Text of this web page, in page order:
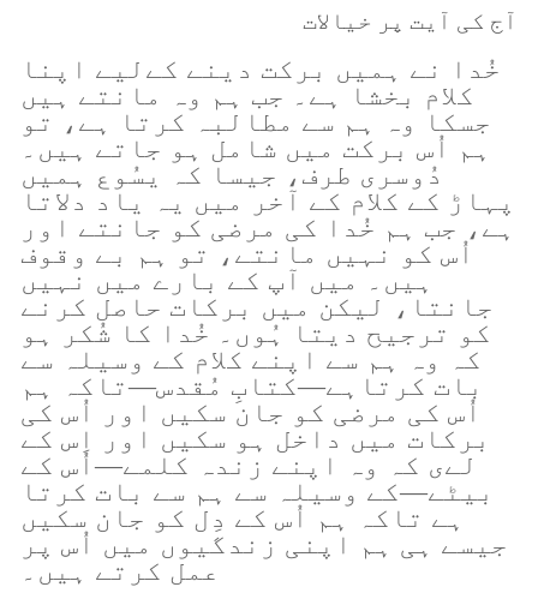
آج کی آیت پر خیالات
خُدا نے ہمیں برکت دینے کےلیے اپنا
کلام بخشا ہے۔ جب ہم وہ مانتے ہیں
جسکا وہ ہم سے مطالبہ کرتا ہے، تو
ہم اُس برکت میں شامل ہو جاتے ہیں۔
دُوسری طرف، جیسا کہ یسُوع ہمیں
پہاڑ کے کلام کے آخر میں یہ یاد دلاتا
ہے، جب ہم خُدا کی مرضی کو جانتے اور
اُس کو نہیں مانتے، تو ہم بے وقوف
ہیں۔ میں آپ کے بارے میں نہیں
جانتا، لیکن میں برکات حاصل کرنے
کو ترجیح دیتا ہُوں۔ خُدا کا شُکر ہو
کہ وہ ہم سے اپنے کلام کے وسیلہ سے
بات کرتاہے—کتابِ مُقدس—تاکہ ہم
اُس کی مرضی کو جان سکیں اور اُس کی
برکات میں داخل ہو سکیں اور اِس کے
لےی کہ وہ اپنے زندہ کلمے—اُس کے
بیٹے—کے وسیلہ سے ہم سے بات کرتا
ہے تاکہ ہم اُس کے دِل کو جان سکیں
جیسے ہی ہم اپنی زندگیوں میں اُس پر
عمل کرتے ہیں۔